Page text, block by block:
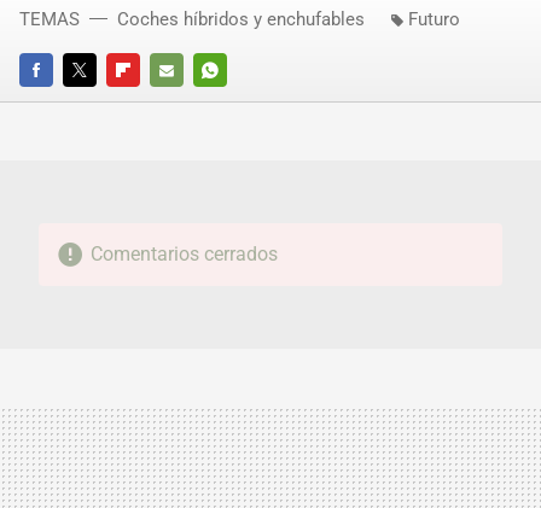
FACEBOOKTWITTERFLIPBOARD
E-
WHATSAPP
TEMAS Coches híbridos y enchufables Futuro
Comentarios cerrados